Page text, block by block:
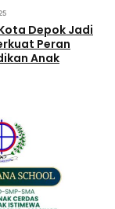
Depok Jadi
Peran
Anak